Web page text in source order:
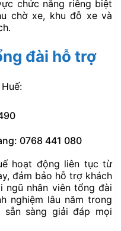
chức năng riêng biệt
chờ xe, khu đỗ xe và
đài hỗ trợ
0768 441 080
hoạt động liên tục từ
đảm bảo hỗ trợ khách
nhân viên tổng đài
nghiệm lâu năm trong
sàng giải đáp mọi